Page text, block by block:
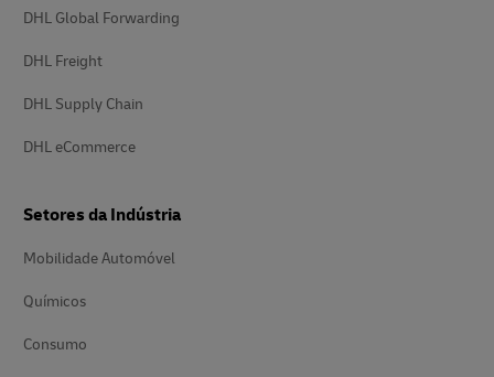
DHL Global Forwarding
DHL Freight
DHL Supply Chain
DHL eCommerce
Setores da Indústria
Mobilidade Automóvel
Químicos
Consumo